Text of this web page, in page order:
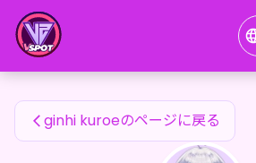
ginhi kuroeのファンアイテム
ginhi kuroeのページに戻る
ginhi kuroeのファンアイテム — 24karat